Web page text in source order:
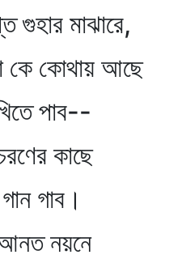
মাঝারে,
কে কোথায় আছে
পাব--
কাছে
গাব।
নয়নে